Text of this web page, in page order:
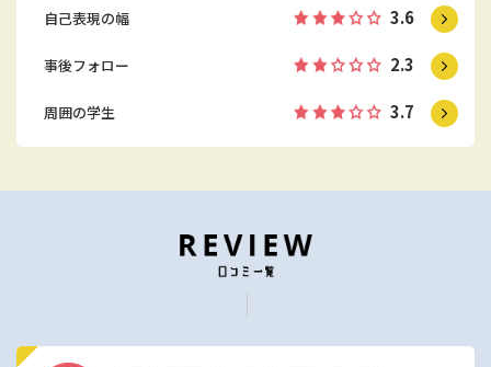
自己表現の幅 3.6
事後フォロー 2.3
周囲の学生 3.7